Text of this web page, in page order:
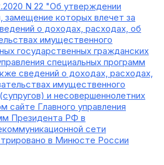
N 22 "Об утверждении
замещение которых влечет за
о доходах, расходах, об
имущественного
государственных гражданских
специальных программ
сведений о доходах, расходах,
имущественного
и несовершеннолетних
сайте Главного управления
Президента РФ в
сети
в Минюсте России